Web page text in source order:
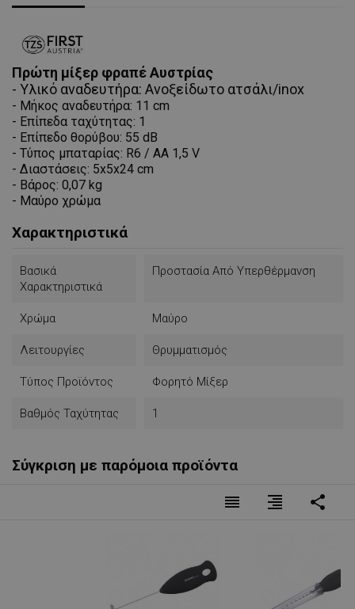
Πρώτη μίξερ φραπέ Αυστρίας
- Υλικό αναδευτήρα: Ανοξείδωτο ατσάλι/inox
- Μήκος αναδευτήρα: 11 cm
- Επίπεδα ταχύτητας: 1
- Επίπεδο θορύβου: 55 dB
- Τύπος μπαταρίας: R6 / AA 1,5 V
- Διαστάσεις: 5x5x24 cm
- Βάρος: 0,07 kg
- Μαύρο χρώμα
Χαρακτηριστικά
Βασικά
Χαρακτηριστικά
Προστασία Από Υπερθέρμανση
Χρώμα Μαύρο
Λειτουργίες Θρυμματισμός
Τύπος Προϊόντος Φορητό Μίξερ
Βαθμός Ταχύτητας 1
Σύγκριση με παρόμοια προϊόντα
reorder format_align_right share